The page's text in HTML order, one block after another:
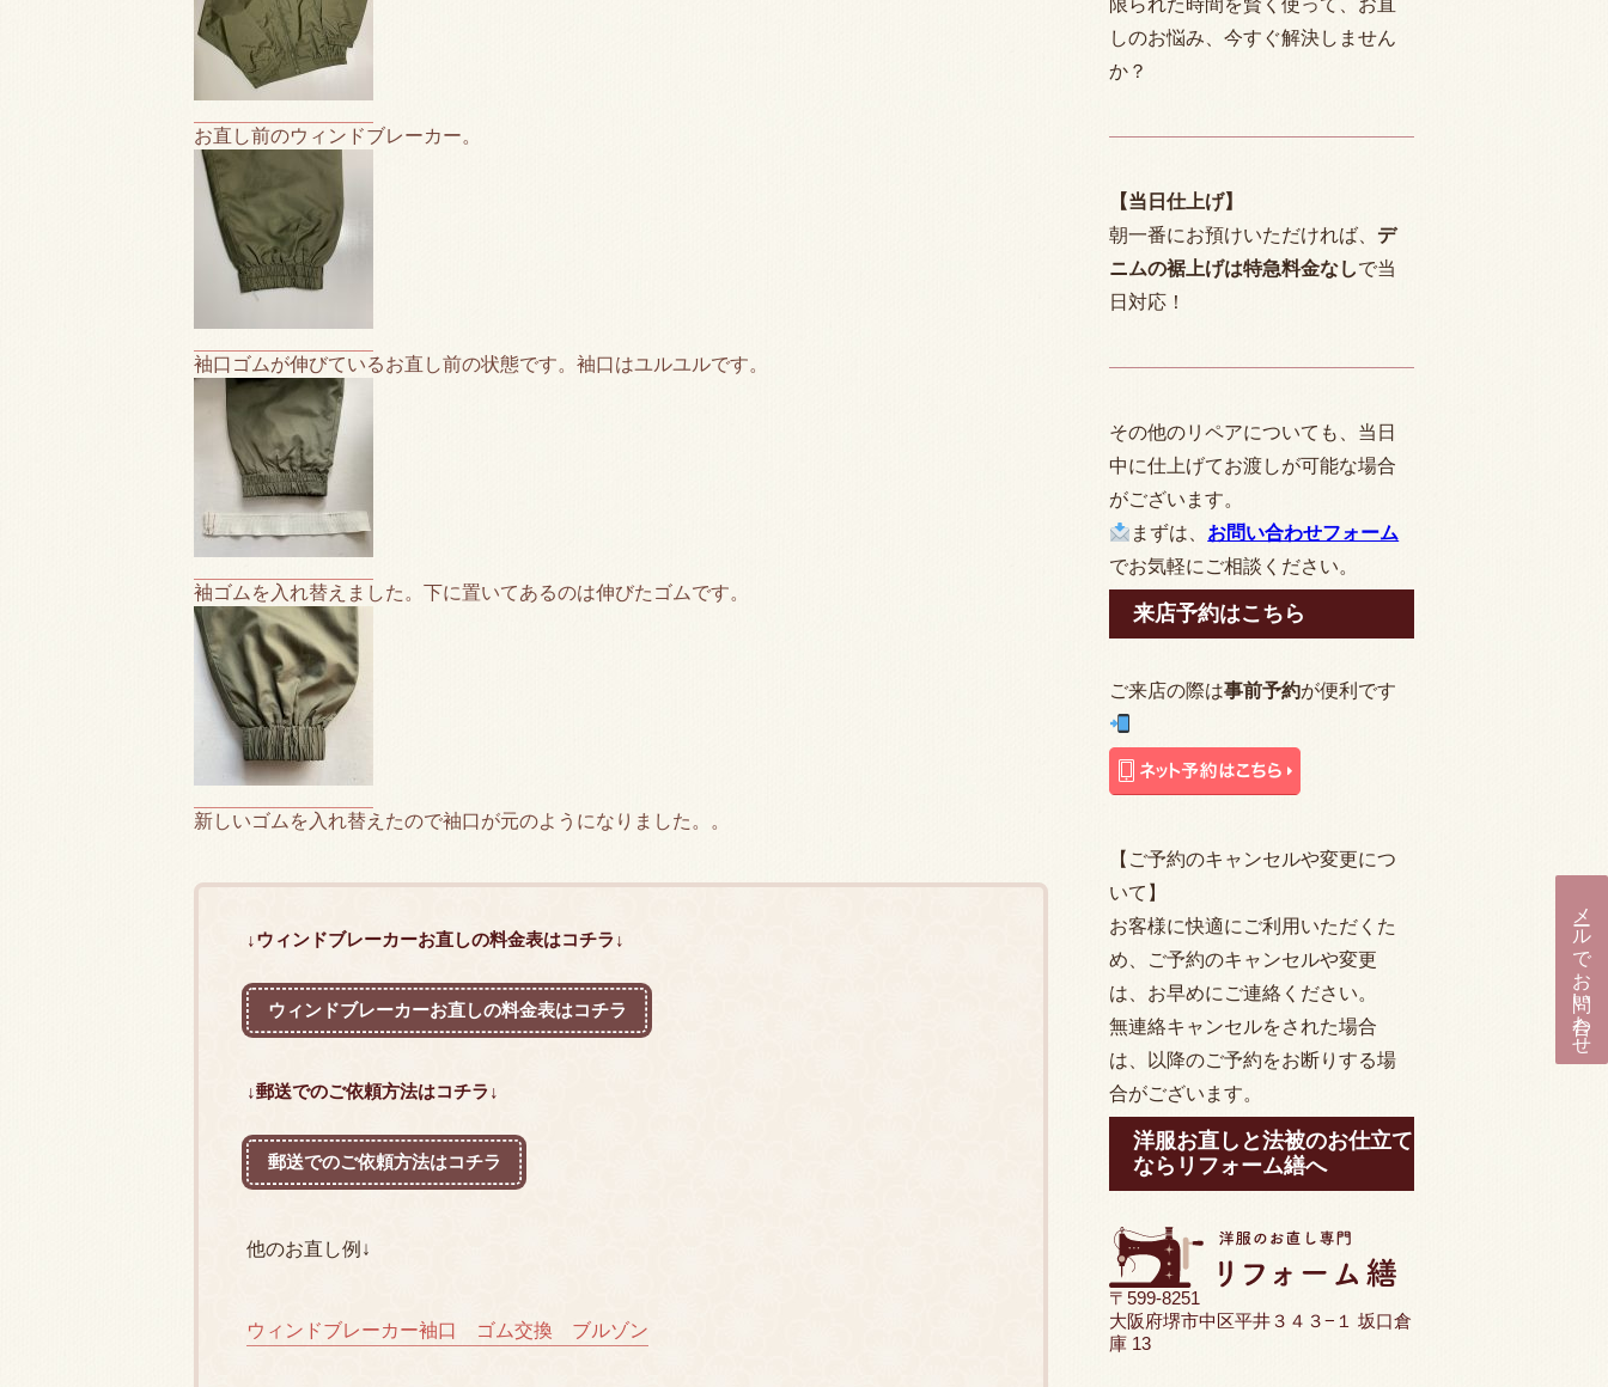
メールでお問い合わせ
お直し前のウィンドブレーカー。
袖口ゴムが伸びているお直し前の状態です。袖口はユルユルです。
袖ゴムを入れ替えました。下に置いてあるのは伸びたゴムです。
新しいゴムを入れ替えたので袖口が元のようになりました。。
↓ウィンドブレーカーお直しの料金表はコチラ↓
ウィンドブレーカーお直しの料金表はコチラ
↓郵送でのご依頼方法はコチラ↓
郵送でのご依頼方法はコチラ
他のお直し例↓
ウィンドブレーカー袖口 ゴム交換 ブルゾン
限られた時間を賢く使って、お直
しのお悩み、今すぐ解決しません
か？
【当日仕上げ】
朝一番にお預けいただければ、 デ
ニムの裾上げは特急料金なしで当
日対応！
その他のリペアについても、当日
中に仕上げてお渡しが可能な場合
がございます。
まずは、 お問い合わせフォーム
でお気軽にご相談ください。
来店予約はこちら
ご来店の際は事前予約が便利です
【ご予約のキャンセルや変更につ
いて】
お客様に快適にご利用いただくた
め、ご予約のキャンセルや変更
は、お早めにご連絡ください。
無連絡キャンセルをされた場合
は、以降のご予約をお断りする場
合がございます。
洋服お直しと法被のお仕立て
ならリフォーム繕へ
〒599-8251
大阪府堺市中区平井３４３−１ 坂口倉
庫 13